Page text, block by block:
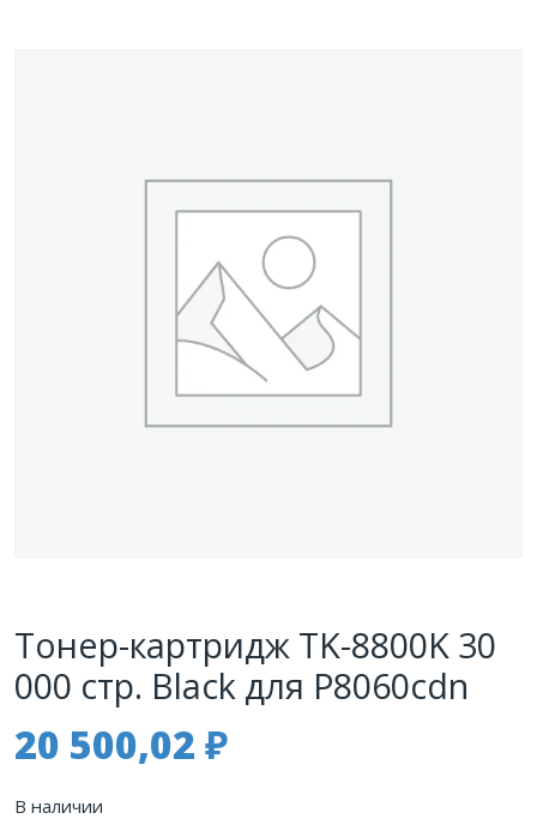
Тонер-картридж TK-8800K 30
000 стр. Black для P8060cdn
20 500,02 ₽
В наличии